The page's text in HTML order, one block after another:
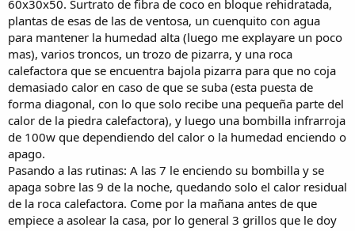
60x30x50. Surtrato de fibra de coco en bloque rehidratada,
plantas de esas de las de ventosa, un cuenquito con agua
para mantener la humedad alta (luego me explayare un poco
mas), varios troncos, un trozo de pizarra, y una roca
calefactora que se encuentra bajola pizarra para que no coja
demasiado calor en caso de que se suba (esta puesta de
forma diagonal, con lo que solo recibe una pequeña parte del
calor de la piedra calefactora), y luego una bombilla infrarroja
de 100w que dependiendo del calor o la humedad enciendo o
apago.
Pasando a las rutinas: A las 7 le enciendo su bombilla y se
apaga sobre las 9 de la noche, quedando solo el calor residual
de la roca calefactora. Come por la mañana antes de que
empiece a asolear la casa, por lo general 3 grillos que le doy